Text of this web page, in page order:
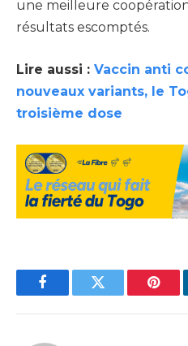
une meilleure
résultats escomptés.
Lire aussi : Vaccin anti
nouveaux variants, le
troisième dose
FacebookTwitter